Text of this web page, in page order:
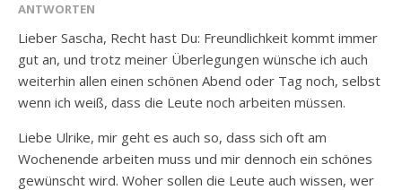
ANTWORTEN
Lieber Sascha, Recht hast Du: Freundlichkeit kommt immer
gut an, und trotz meiner Überlegungen wünsche ich auch
weiterhin allen einen schönen Abend oder Tag noch, selbst
wenn ich weiß, dass die Leute noch arbeiten müssen.
Liebe Ulrike, mir geht es auch so, dass sich oft am
Wochenende arbeiten muss und mir dennoch ein schönes
gewünscht wird. Woher sollen die Leute auch wissen, wer